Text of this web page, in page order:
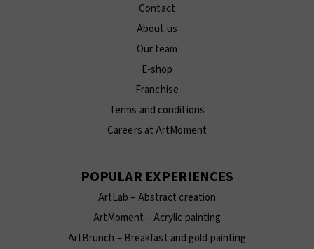
Contact
About us
Our team
E-shop
Franchise
Terms and conditions
Careers at ArtMoment
POPULAR EXPERIENCES
ArtLab – Abstract creation
ArtMoment – Acrylic painting
ArtBrunch – Breakfast and gold painting